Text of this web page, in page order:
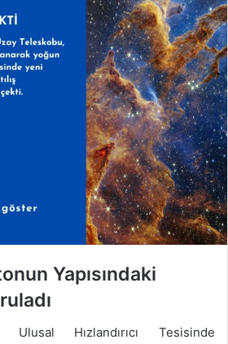
Yapısındaki
Hızlandırıcı Tesisinde